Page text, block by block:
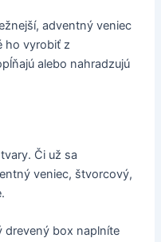
adventný veniec
ho vyrobiť z
alebo nahradzujú
Či už sa
veniec, štvorcový,
drevený box naplníte